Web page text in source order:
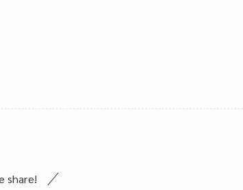
share!